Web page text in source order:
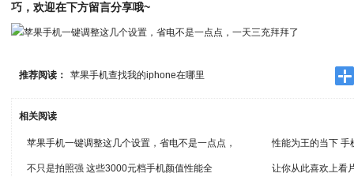
巧，欢迎在下方留言分享哦~
推荐阅读： 苹果手机查找我的iphone在哪里
相关阅读
苹果手机一键调整这几个设置，省电不是一点点， 性能为王的当下
不只是拍照强 这些3000元档手机颜值性能全 让你从此喜欢上看